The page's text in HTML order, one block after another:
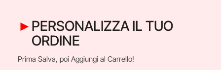
PERSONALIZZA IL TUO
ORDINE
Prima Salva, poi Aggiungi al Carrello!